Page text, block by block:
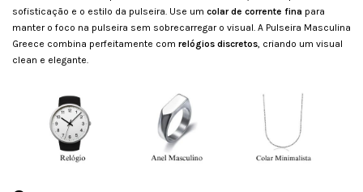
sofisticação e o estilo da pulseira. Use um colar de corrente fina para
manter o foco na pulseira sem sobrecarregar o visual. A Pulseira Masculina
Greece combina perfeitamente com relógios discretos, criando um visual
clean e elegante.